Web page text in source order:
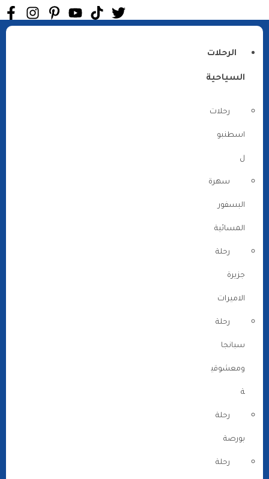
الرحلات
السياحية
رحلات
اسطنبو
ل
سهرة
البسفور
المسائية
رحلة
جزيرة
الاميرات
رحلة
سبانجا
ومعشوقي
ة
رحلة
بورصة
رحلة